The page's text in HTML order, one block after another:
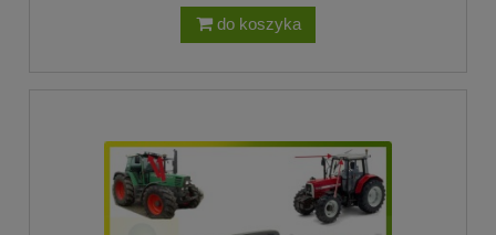
do koszyka